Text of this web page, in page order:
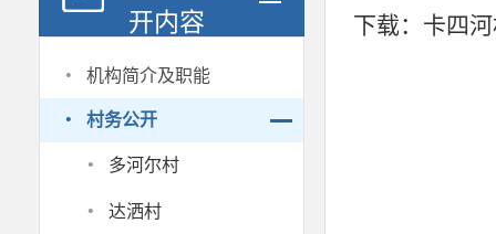
开内容
· 机构简介及职能
· 村务公开
· 多河尔村
· 达洒村
下载： 卡四